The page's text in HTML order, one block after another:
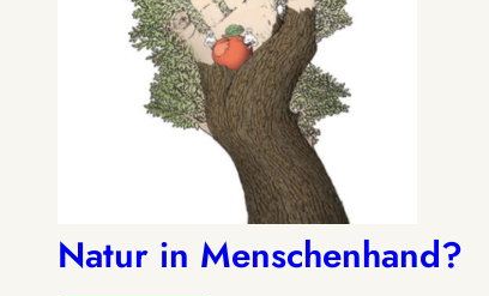
Natur in Menschenhand?